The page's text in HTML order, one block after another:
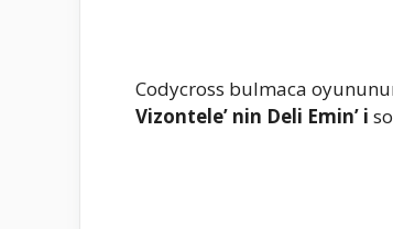
Codycross bulmaca
Vizontele’ nin Deli Emin’ i